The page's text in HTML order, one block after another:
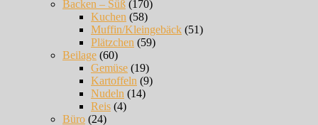
Backen – Süß (170)
Kuchen (58)
Muffin/Kleingebäck (51)
Plätzchen (59)
Beilage (60)
Gemüse (19)
Kartoffeln (9)
Nudeln (14)
Reis (4)
Büro (24)